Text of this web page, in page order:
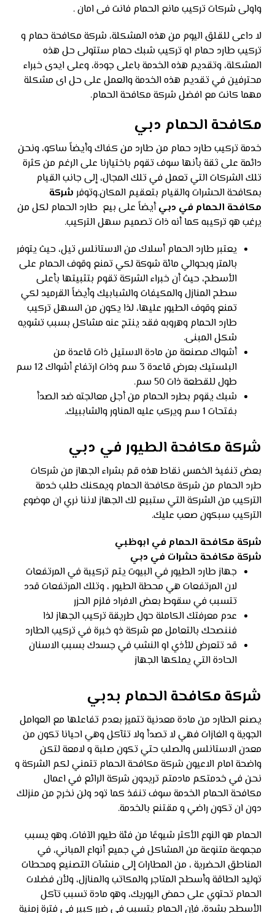
واولى شركات تركيب مانع الحمام فانت فى امان .
لا داعى للقلق اليوم من هذه المشكلة، شركة مكافحة حمام و
تركيب طارد حمام او تركيب شبك حمام ستتولى حل هذه
المشكلة، وتقديم هذه الخدمة باعلى جودة، وعلى ايدى خبراء
محترفين في تقديم هذه الخدمة والعمل على حل اى مشكلة
مهما كانت مع افضل شركة مكافحة الحمام.
مكافحة الحمام دبي
خدمة تركيب طارد حمام من طارد من كفاك وأيضاً ساكو، ونحن
دائمة على ثقة بأنها سوف تقوم باختيارنا على الرغم من كثرة
تلك الشركات التي تعمل في تلك المجال، إلى جانب القيام
بمكافحة الحشرات والقيام بتعقيم المكان.وتوفر شركة
مكافحة الحمام في دبيأيضاً على بيع طارد الحمام لكل من
يرغب هو تركيبه كما أنه ذات تصميم سهل التركيب.
يعتبر طارد الحمام أسلاك من الاستانلس تيل، حيث يتوفر
بالمتر وبحوالي مائة شوكة لكي تمنع وقوف الحمام على
الأسطح، حيث أن خبراء الشركة تقوم بتثبيتها بأعلى
سطح المنازل والمكيفات والشبابيك وأيضاً القرميد لكي
تمنع وقوف الطيور عليها، لذا يكون من السهل تركيب
طارد الحمام وهروبه فقد ينتج عنه مشاكل بسبب تشويه
شكل المبنى.
أشواك مصنعة من مادة الاستيل ذات قاعدة من
البلستيك بعرض قاعدة 3 سم وذات ارتفاع أشواك 12 سم
طول للقطعة ذات 50 سم.
شبك يقوم بطرد الحمام من أجل معالجته ضد الصدأ
بفتحات 1 سم ويركب عليه المناور والشاببيك.
شركة مكافحة الطيور في دبي
بعض تنفيذ الخمس نقاط هذه قم بشراء الجهاز من شركات
طرد الحمام من شركة مكافحة الحمام ويمكنك طلب خدمة
التركيب من الشركة التي ستبيع لك الجهاز لاننا نري ان موضوع
التركيب سبكون صعب عليك.
شركة مكافحة الحمام في ابوظبي
شركة مكافحة حشرات في دبي
جهاز طارد الطيور في البيوت يتم تركيبة في المرتفعات
لان المرتفعات هي محطة الطيور ، وتلك المرتفعات قدد
تتسبب في سقوط بعض الافراد فلزم الحزر
عدم معرفتك الكاملة حول طريقة تركيب الجهاز لذا
فننصحك بالتعامل مع شركة ذو خبرة في تركيب الطارد
قد تتعرض للأذي او النشب في جسدك بسبب الاسنان
الحادة التي يملكها الجهاز
شركة مكافحة الحمام بدبي
يصنع الطارد من مادة معدنية تتميز بعدم تفاعلها مع العوامل
الجوية و الغازات فهي لا تصدأ ولا تتآكل وهي احيانا تكون من
معدن الاستانلس والصلب حتي تكون صلبة و لامعة لتكن
واضحة امام الاعيون شركة مكافحة الحمام تتمني لكم الشركة و
نحن في خدمتكم مادمتم تريدون شركة الرائع في اعمال
مكافحة الحمام الخدمة سوف تنفذ كما تود ولن نخرج من منزلك
دون ان تكون راضي و مقتنع بالخدمة.
الحمام هو النوع الأكثر شيوعًا من فئة طيور الآفات، وهو يسبب
مجموعة متنوعة من المشاكل في جميع أنواع المباني، في
المناطق الحضرية ، من المطارات إلى منشآت التصنيع ومحطات
توليد الطاقة وأسطح المتاجر والمكاتب والمنازل، ولأن فضلات
الحمام تحتوي على حمض اليوريك، وهو مادة تسبب تآكل
الأسطح بشدة، فإن الحمام يتسبب في ضرر كبير في فترة زمنية